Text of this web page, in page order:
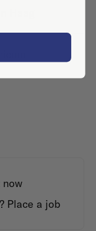
Haag
Place a job